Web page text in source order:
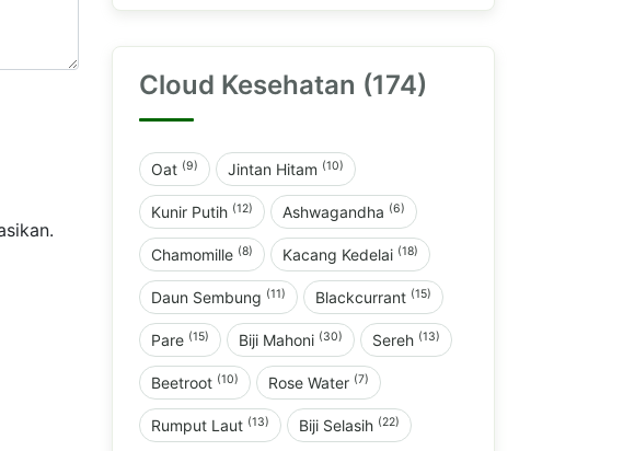
Cloud Kesehatan (174)
Oat (9) Jintan Hitam (10)
Kunir Putih (12) Ashwagandha (6)
Chamomille (8) Kacang Kedelai (18)
Daun Sembung (11) Blackcurrant (15)
Pare (15) Biji Mahoni (30) Sereh (13)
Beetroot (10) Rose Water (7)
Rumput Laut (13) Biji Selasih (22)